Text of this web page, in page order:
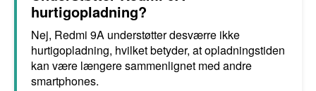
hurtigopladning?
Nej, Redmi 9A understøtter desværre ikke
hurtigopladning, hvilket betyder, at opladningstiden
kan være længere sammenlignet med andre
smartphones.